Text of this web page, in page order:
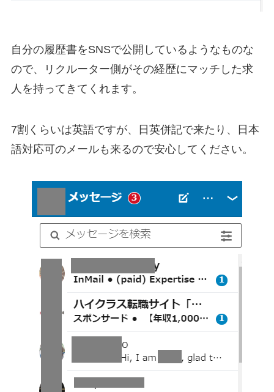
自分の履歴書をSNSで公開しているようなものな
ので、リクルーター側がその経歴にマッチした求
人を持ってきてくれます。
7割くらいは英語ですが、日英併記で来たり、日本
語対応可のメールも来るので安心してください。